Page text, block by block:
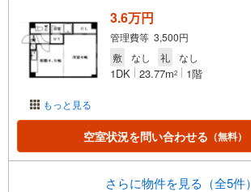
もっと見る
3.6万円
管理費等 3,500円
敷
なし 礼 なし
1DK 23.77m2 1階
空室状況を問い合わせる （無料）
さらに物件を見る（全5件）